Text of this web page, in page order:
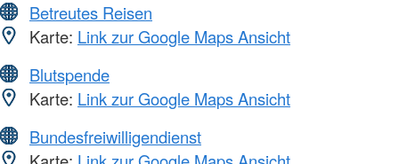
Betreutes Reisen
Karte: Link zur Google Maps Ansicht
Blutspende
Karte: Link zur Google Maps Ansicht
Bundesfreiwilligendienst